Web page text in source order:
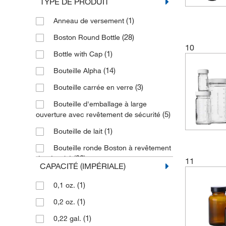
180 ml (2)
1 000 ml(9)
1 250 ml(3)
1 920 ml(2)
1 l(6)
2 000 ml (1)
2,5 ml(1)
2000 mL(12)
(8)
200 mL (1)
200 ml (1)
20 000 mL(5)
Anneau de versement (1)
Boston Round Bottle (28)
Bottle with Cap (1)
Bouteille Alpha (14)
Bouteille carrée en verre (3)
Bouteille d'emballage à large
ouverture avec revêtement de sécurité (5)
Bouteille de lait (1)
Bouteille ronde Boston à revêtement
de sécurité(20)
Bouteille à revêtement de sécurité
(12)
Boîte de cristallisation
CAPACITÉ (IMPÉRIALE)
0,1 oz. (1)
0,2 oz. (1)
0,22 gal. (1)
10
11